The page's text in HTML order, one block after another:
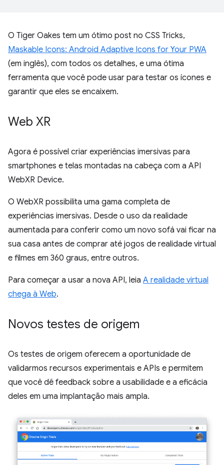
O Tiger Oakes tem um ótimo post no CSS Tricks,
Maskable Icons: Android Adaptive Icons for Your PWA
(em inglês), com todos os detalhes, e uma ótima
ferramenta que você pode usar para testar os ícones e
garantir que eles se encaixem.
Web XR
Agora é possível criar experiências imersivas para
smartphones e telas montadas na cabeça com a API
WebXR Device.
O WebXR possibilita uma gama completa de
experiências imersivas. Desde o uso da realidade
aumentada para conferir como um novo sofá vai ficar na
sua casa antes de comprar até jogos de realidade virtual
e filmes em 360 graus, entre outros.
Para começar a usar a nova API, leia A realidade virtual
chega à Web.
Novos testes de origem
Os testes de origem oferecem a oportunidade de
validarmos recursos experimentais e APIs e permitem
que você dê feedback sobre a usabilidade e a eficácia
deles em uma implantação mais ampla.